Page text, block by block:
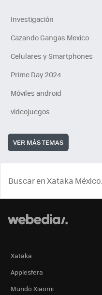
Investigación
Cazando Gangas Mexico
Celulares y Smartphones
Prime Day 2024
Móviles android
videojuegos
VER MÁS TEMAS
Xataka
Applesfera
Mundo Xiaomi